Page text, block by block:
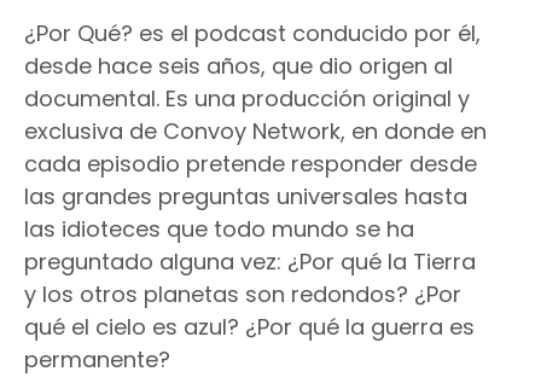
¿Por Qué? es el podcast conducido por él,
desde hace seis años, que dio origen al
documental. Es una producción original y
exclusiva de Convoy Network, en donde en
cada episodio pretende responder desde
las grandes preguntas universales hasta
las idioteces que todo mundo se ha
preguntado alguna vez: ¿Por qué la Tierra
y los otros planetas son redondos? ¿Por
qué el cielo es azul? ¿Por qué la guerra es
permanente?